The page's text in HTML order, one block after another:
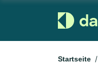
Startseite